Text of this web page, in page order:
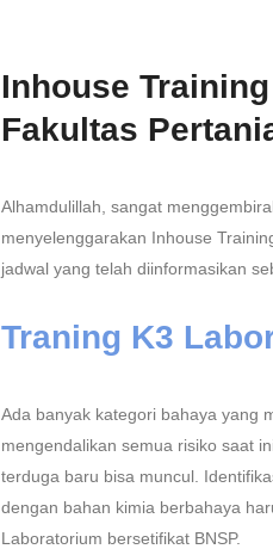
Inhouse
Fakultas
Alhamdulillah, sangat
menyelenggarakan Inhouse
jadwal yang telah diinformasikan
Traning K3
Ada banyak kategori bahaya yang
mengendalikan semua risiko saat
terduga baru bisa muncul.
dengan bahan kimia berbahaya
Laboratorium bersetifikat BNSP.